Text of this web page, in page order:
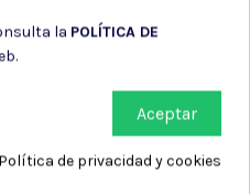
la POLÍTICA DE
Aceptar
Política de privacidad y cookies